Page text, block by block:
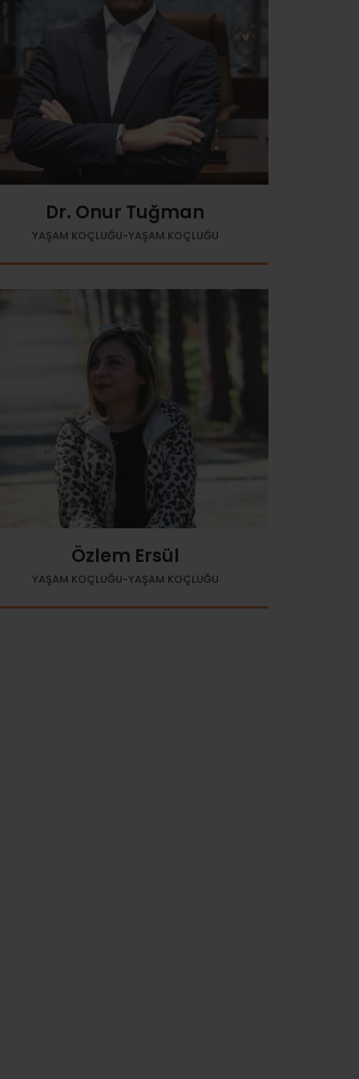
Dr. Onur Tuğman
YAŞAM KOÇLUĞU-YAŞAM KOÇLUĞU
Özlem Ersül
YAŞAM KOÇLUĞU-YAŞAM KOÇLUĞU